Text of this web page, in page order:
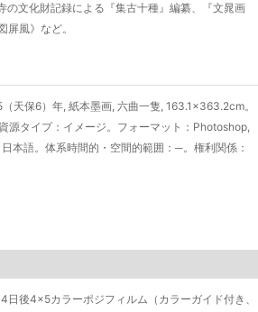
文化財記録による『集古十種』編纂、『文晁画
風》など。
天保6）年, 紙本墨画, 六曲一隻, 163.1×363.2cm。
源タイプ：イメージ。フォーマット：Photoshop,
本語。体系時間的・空間的範囲：─。権利関係：
後4×5カラーポジフィルム（カラーガイド付き、